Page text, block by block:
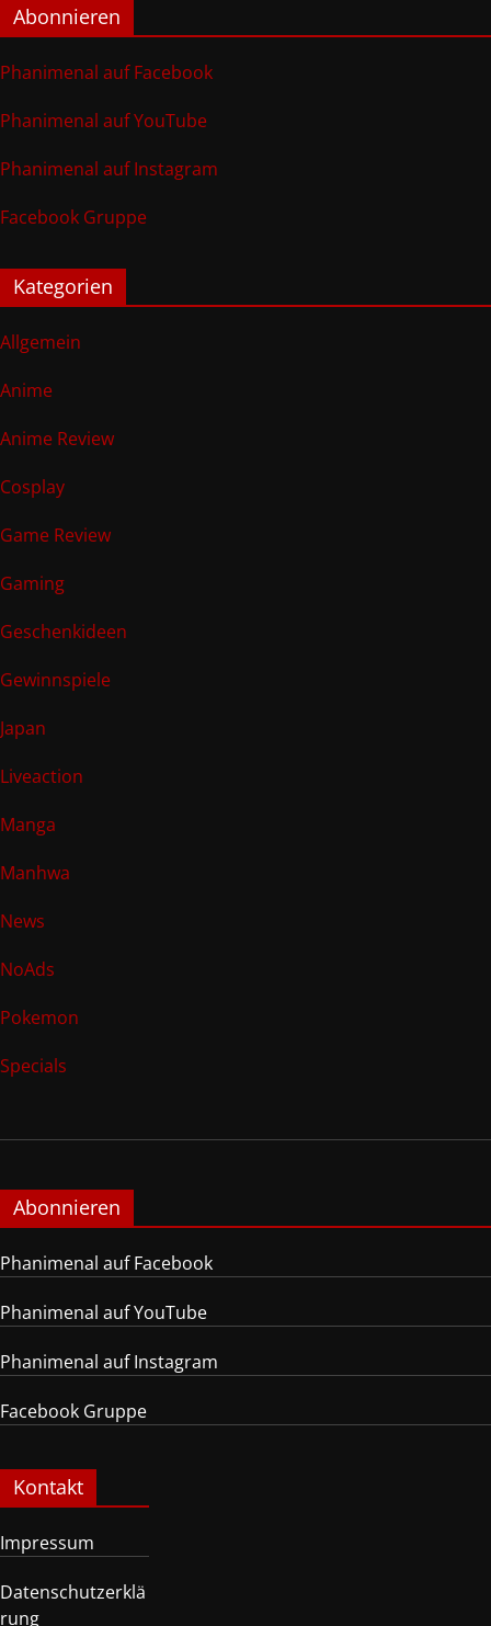
Abonnieren
Phanimenal auf Facebook
Phanimenal auf YouTube
Phanimenal auf Instagram
Facebook Gruppe
Kategorien
Allgemein
Anime
Anime Review
Cosplay
Game Review
Gaming
Geschenkideen
Gewinnspiele
Japan
Liveaction
Manga
Manhwa
News
NoAds
Pokemon
Specials
Abonnieren
Phanimenal auf Facebook
Phanimenal auf YouTube
Phanimenal auf Instagram
Facebook Gruppe
Kontakt
Impressum
Datenschutzerklä
rung